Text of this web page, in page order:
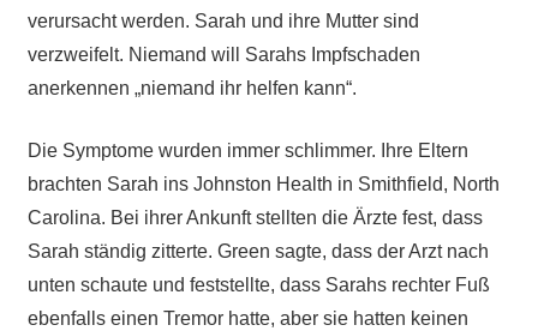
verursacht werden. Sarah und ihre Mutter sind
verzweifelt. Niemand will Sarahs Impfschaden
anerkennen „niemand ihr helfen kann“.
Die Symptome wurden immer schlimmer. Ihre Eltern
brachten Sarah ins Johnston Health in Smithfield, North
Carolina. Bei ihrer Ankunft stellten die Ärzte fest, dass
Sarah ständig zitterte. Green sagte, dass der Arzt nach
unten schaute und feststellte, dass Sarahs rechter Fuß
ebenfalls einen Tremor hatte, aber sie hatten keinen